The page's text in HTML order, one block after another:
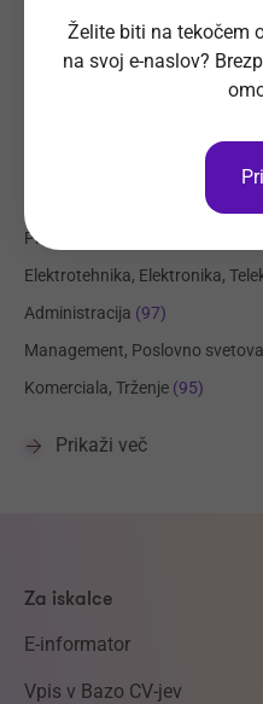
Proizvodnja, Steklarstvo (409)
Tehnične storitve, Mehanika
Transport, Nabava, Logistika
Strojništvo, Metalurgija,
Prehrambena industrija, Živilstvo
Elektrotehnika, Elektronika,
Administracija (97)
Management, Poslovno
Komerciala, Trženje (95)
Prikaži več
Za iskalce
E-informator
Vpis v Bazo CV-jev
Želite biti na tekočem
na svoj e-naslov?